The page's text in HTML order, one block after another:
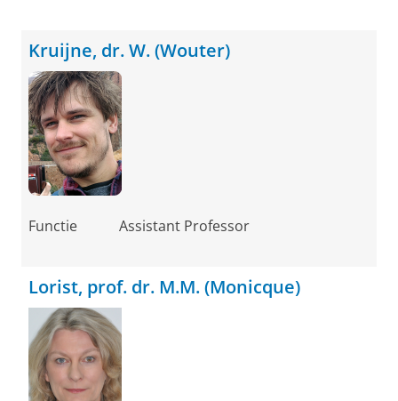
Kruijne, dr. W. (Wouter)
Functie Assistant Professor
Lorist, prof. dr. M.M. (Monicque)